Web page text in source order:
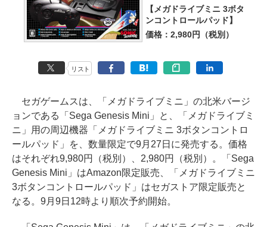
【メガドライブミニ 3ボタ
ンコントロールパッド】
価格：2,980円（税別）
リスト
セガゲームスは、「メガドライブミニ」の北米バージ
ョンである「Sega Genesis Mini」と、「メガドライブミ
ニ」用の周辺機器「メガドライブミニ 3ボタンコントロ
ールパッド」を、数量限定で9月27日に発売する。価格
はそれぞれ9,980円（税別）、2,980円（税別）。「Sega
Genesis Mini」はAmazon限定販売、「メガドライブミニ
3ボタンコントロールパッド」はセガストア限定販売と
なる。9月9日12時より順次予約開始。